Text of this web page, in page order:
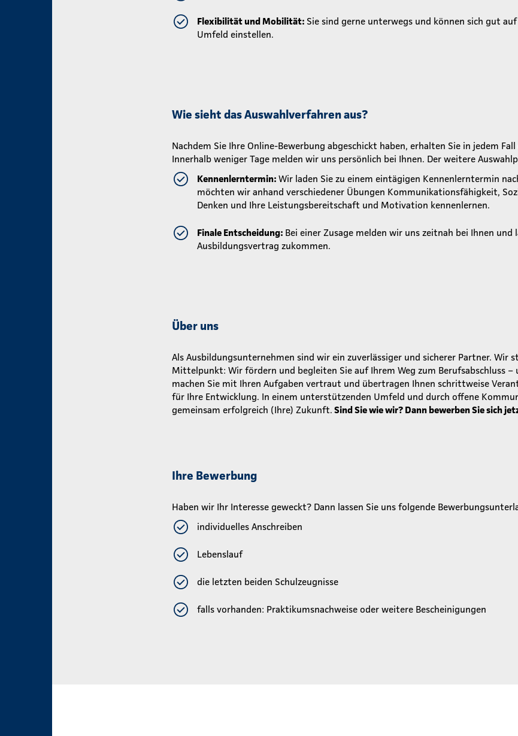
Flexibilität und Mobilität: Sie sind gerne unterwegs und können sich gut
Umfeld einstellen.
Wie sieht das Auswahlverfahren aus?
Nachdem Sie Ihre Online-Bewerbung abgeschickt haben, erhalten Sie in jedem
Innerhalb weniger Tage melden wir uns persönlich bei Ihnen. Der weitere
Kennenlerntermin: Wir laden Sie zu einem eintägigen Kennenlerntermin
möchten wir anhand verschiedener Übungen Kommunikationsfähigkeit,
Denken und Ihre Leistungsbereitschaft und Motivation kennenlernen.
Finale Entscheidung: Bei einer Zusage melden wir uns zeitnah bei Ihnen und
Ausbildungsvertrag zukommen.
Über uns
Als Ausbildungsunternehmen sind wir ein zuverlässiger und sicherer Partner. Wir
Mittelpunkt: Wir fördern und begleiten Sie auf Ihrem Weg zum Berufsabschluss –
machen Sie mit Ihren Aufgaben vertraut und übertragen Ihnen schrittweise
für Ihre Entwicklung. In einem unterstützenden Umfeld und durch offene
gemeinsam erfolgreich (Ihre) Zukunft. Sind Sie wie wir? Dann bewerben Sie sich
Ihre Bewerbung
Haben wir Ihr Interesse geweckt? Dann lassen Sie uns folgende
individuelles Anschreiben
Lebenslauf
die letzten beiden Schulzeugnisse
falls vorhanden: Praktikumsnachweise oder weitere Bescheinigungen